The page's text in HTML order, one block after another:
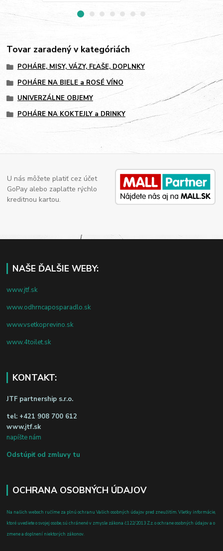
Tovar zaradený v kategóriách
POHÁRE, MISY, VÁZY, FĽAŠE, DOPLNKY
POHÁRE NA BIELE a ROSÉ VÍNO
UNIVERZÁLNE OBJEMY
POHÁRE NA KOKTEJLY a DRINKY
U nás môžete platiť cez účet
GoPay alebo zaplaťte rýchlo
kreditnou kartou.
NAŠE ĎALŠIE WEBY:
www.jtf.sk
www.odhrncaposparadlo.sk
www.vsetkoprevino.sk
www.4toilet.sk
KONTAKT:
JTF partnership s.r.o.
tel: +421 908 700 612
www.jtf.sk
napíšte nám
Odstúpiť od zmluvy tu
OCHRANA OSOBNÝCH ÚDAJOV
Na našich weboch ručíme za plnú ochranu Vašich osobných údajov pred zneužitím. Všetky informácie,
ktoré uvediete o svojej osobe, sú chránené v zmysle zákona č.122/2013 Z.z. o ochrane osobných údajov a o
zmene a doplnení niektorých zákonov.